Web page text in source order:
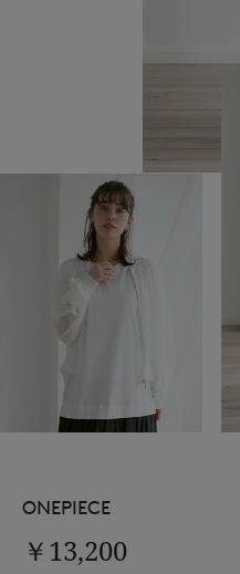
ONEPIECE
￥13,200